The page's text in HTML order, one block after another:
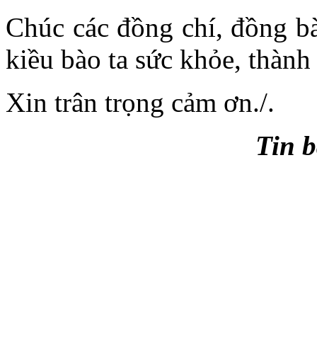
Chúc các đồng chí, đồng
kiều bào ta sức khỏe,
Xin trân trọng cảm ơn./.
Tin